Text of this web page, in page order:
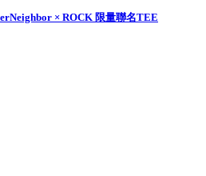
× ROCK 限量聯名TEE